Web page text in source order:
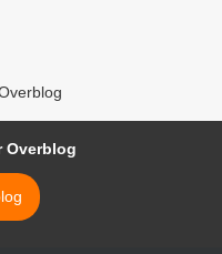
Overblog